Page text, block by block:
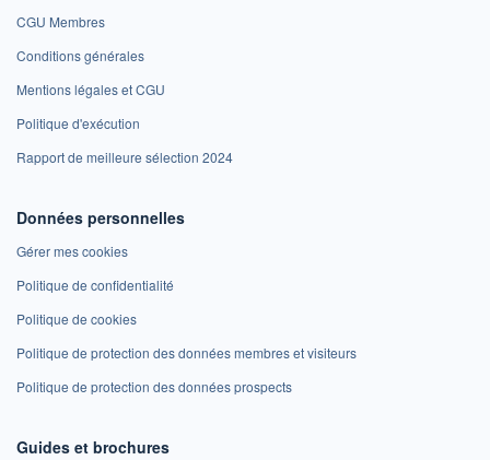
CGU Membres
Conditions générales
Mentions légales et CGU
Politique d'exécution
Rapport de meilleure sélection 2024
Données personnelles
Gérer mes cookies
Politique de confidentialité
Politique de cookies
Politique de protection des données membres et visiteurs
Politique de protection des données prospects
Guides et brochures